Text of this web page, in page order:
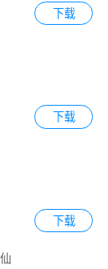
下载
下载
下载